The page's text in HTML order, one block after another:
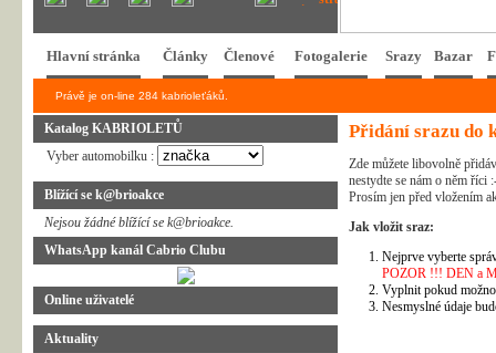
Hlavní stránka Články Členové Fotogalerie Srazy Bazar
Právě je on-line 284 kabrioleťáků.
Katalog KABRIOLETŮ
Vyber automobilku :
Blížící se k@brioakce
Nejsou žádné blížící se k@brioakce.
WhatsApp kanál Cabrio Clubu
Online uživatelé
Aktuality
Přidání srazu do
Zde můžete libovolně
nestydte se nám o něm říci
Prosím jen před vložením
Jak vložit sraz:
Nejprve vyberte
POZOR !!! DEN a
Vyplnit pokud
Nesmyslné údaje